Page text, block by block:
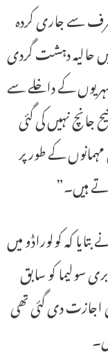
سے جاری کردہ
حالیہ دہشت گردی
کے داخلے سے
نہیں کی گئی
کے طور پر
ہیں۔”
کہ کولوراڈو میں
سولیما کو سابق
اجازت دی گئی تھی